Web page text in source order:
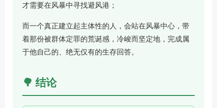
才需要在风暴中寻找避风港；
而一个真正建立起主体性的人，会站在风暴中心，带
着那份被群体定罪的荒诞感，冷峻而坚定地，完成属
于他自己的、绝无仅有的生存回答。
🌳 结论